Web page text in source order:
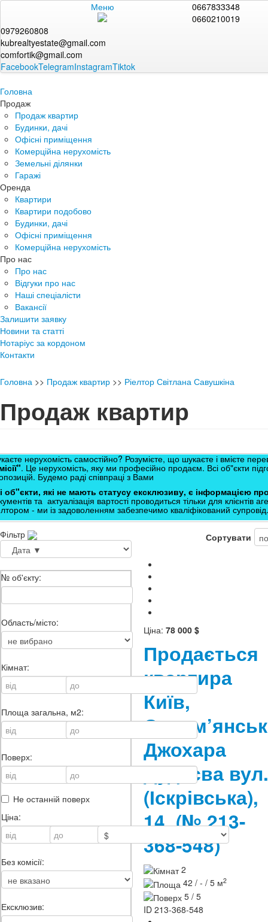
Меню
0667833348
0660210019
0979260808
kubrealtyestate@gmail.com
comfortik@gmail.com
FacebookTelegramInstagramTiktok
Головна
Продаж
Продаж квартир
Будинки, дачі
Офісні приміщення
Комерційна нерухомість
Земельні ділянки
Гаражі
Оренда
Квартири
Квартири подобово
Будинки, дачі
Офісні приміщення
Комерційна нерухомість
Про нас
Про нас
Відгуки про нас
Наші спеціалісти
Вакансії
Залишити заявку
Новини та статті
Нотаріус за кордоном
Контакти
Головна >> Продаж квартир >> Ріелтор Світлана Савушкіна
Продаж квартир
нерухомість самостійно? Розумієте, що шукаєте і вмієте
. Це нерухомість, яку ми професійно продаєм. Всі об"єкти
Будемо раді співпраці з Вами
об"єкти, які не мають статусу ексклюзиву, є інформацією
та актуалізація вартості проводиться тільки для
- ми із задоволенням забезпечимо кваліфікований супровід.
Фільтр
№ об'єкту:
Область/місто:
Кімнат:
Площа загальна, м2:
Поверх:
Не останній поверх
Ціна:
Без комісії:
Ексклюзив:
Сортувати
Ціна: 78 000 $
Продається
квартира
Київ,
Джохара
Дудаєва вул.
(Іскрівська),
14(№ 213-
368-548)
2
42 / - / 5 м2
5 / 5
ID 213-368-548